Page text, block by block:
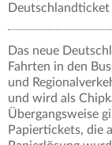
Deutschlandticket
Das neue
Fahrten in den
und
und wird als
Übergangsweise
Papiertickets, die